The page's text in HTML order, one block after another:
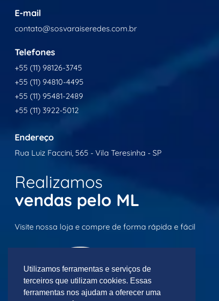
E-mail
contato@sosvaraiseredes.com.br
Telefones
+55 (11) 98126-3745
+55 (11) 94810-4495
+55 (11) 95481-2489
+55 (11) 3922-5012
Endereço
Rua Luiz Faccini, 565 - Vila Teresinha - SP
Realizamos
vendas pelo ML
Visite nossa loja e compre de forma rápida e fácil
Utilizamos ferramentas e serviços de
terceiros que utilizam cookies. Essas
ferramentas nos ajudam a oferecer uma